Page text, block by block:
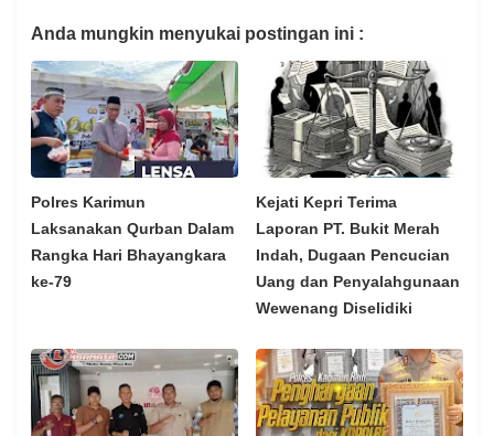
Anda mungkin menyukai postingan ini :
Polres Karimun
Laksanakan Qurban Dalam
Rangka Hari Bhayangkara
ke-79
Kejati Kepri Terima
Laporan PT. Bukit Merah
Indah, Dugaan Pencucian
Uang dan Penyalahgunaan
Wewenang Diselidiki